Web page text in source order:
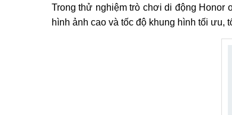
Trong thử nghiệm trò chơi di động Honor
hình ảnh cao và tốc độ khung hình tối ưu,